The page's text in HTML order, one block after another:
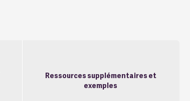
Ressources supplémentaires et
exemples